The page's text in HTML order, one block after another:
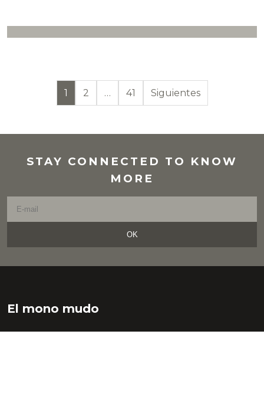
Paginación de
1 2 … 41 Siguientes
STAY CONNECTED TO KNOW
MORE
OK
El mono mudo